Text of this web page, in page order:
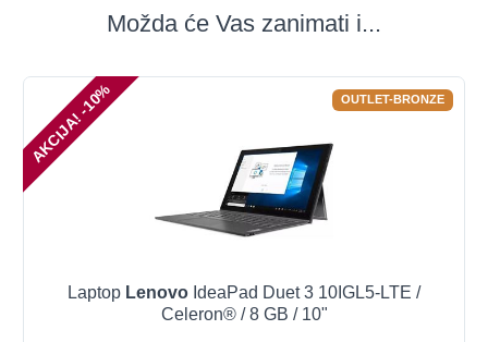
Možda će Vas zanimati i...
AKCIJA! -10% OUTLET-BRONZE
Laptop Lenovo IdeaPad Duet 3 10IGL5-LTE /
Celeron® / 8 GB / 10"